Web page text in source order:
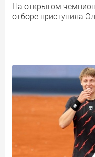
На открытом
отборе приступила